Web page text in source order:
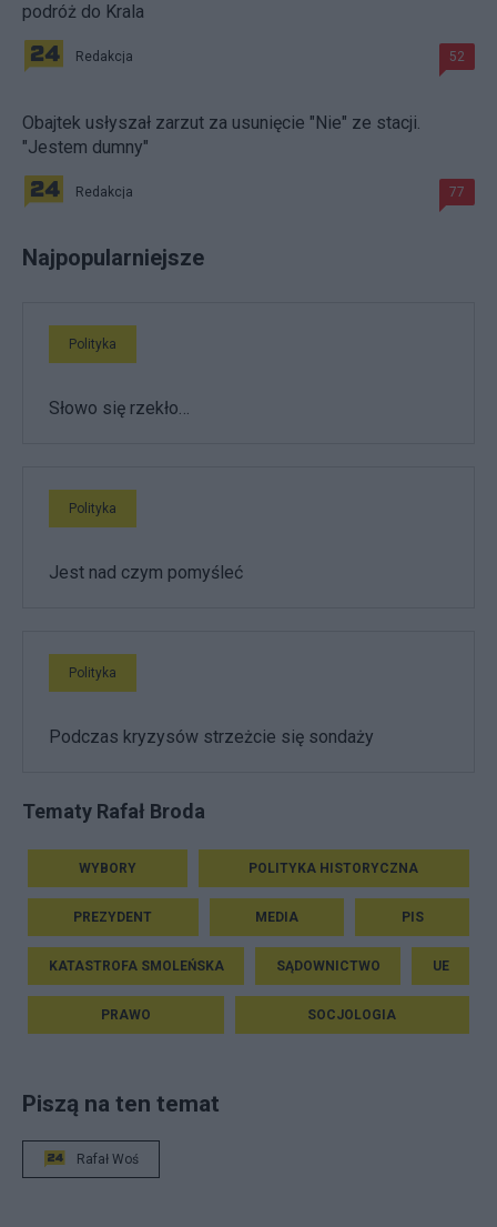
podróż do Krala
Redakcja 52
Obajtek usłyszał zarzut za usunięcie "Nie" ze stacji.
"Jestem dumny"
Redakcja 77
Najpopularniejsze
Polityka
Słowo się rzekło…
Polityka
Jest nad czym pomyśleć
Polityka
Podczas kryzysów strzeżcie się sondaży
Tematy Rafał Broda
WYBORY POLITYKA HISTORYCZNA
PREZYDENT MEDIA PIS
KATASTROFA SMOLEŃSKA SĄDOWNICTWO UE
PRAWO SOCJOLOGIA
Piszą na ten temat
Rafał Woś